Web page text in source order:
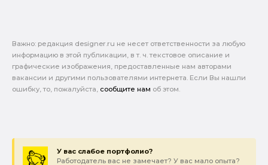
Важно: pедакция designer.ru не несет ответственности за любую
информацию в этой публикации, в т. ч. текстовое описание и
графические изображения, предоставленные нам авторами
вакансии и другими пользователями интернета. Если Вы нашли
ошибку, то, пожалуйста, сообщите нам об этом.
У вас слабое портфолио?
Работодатель вас не замечает? У вас мало опыта?